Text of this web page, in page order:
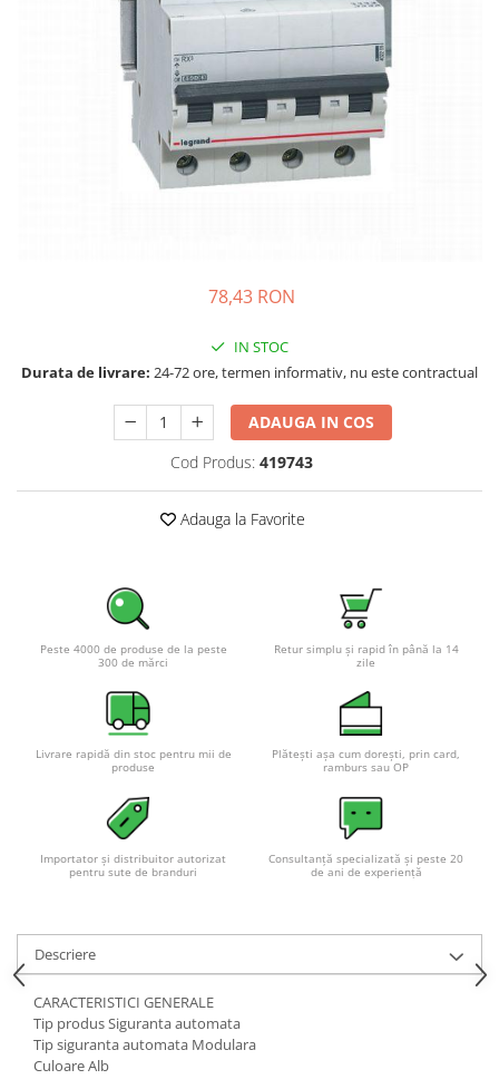
Incarcatoare acumulatori
Panouri fotovoltaice si accesorii
Panouri fotovoltaice
Sisteme prindere panouri
Convertoare de tensiune
Sisteme de stocare energie
LiFePO4
Pachete complete stocare energie
Sisteme fotovoltaice complete
Sisteme fotovoltaice de putere
mica (rulota/caravan/case de
Pachete sisteme fotovoltaice
Statii de incarcare vehicule
Statii de incarcare
Cabluri de incarcare vehicule
electrice
Accesorii
Turbine eoliene pentru casă
Acumulatori VRLA AGM/GEL /
Tractiune / LiFePo4
Baterii si acumulatori gel si VRLA
78,43 RON
IN STOC
Durata de livrare: 24-72 ore, termen informativ, nu este contractual
ADAUGA IN COS
Cod Produs: 419743
Adauga la Favorite
Peste 4000 de produse de la peste
300 de mărci
Retur simplu și rapid în până la 14
zile
Livrare rapidă din stoc pentru mii de
produse
Plătești așa cum dorești, prin card,
ramburs sau OP
Importator și distribuitor autorizat
pentru sute de branduri
Consultanță specializată și peste 20
de ani de experiență
Descriere
CARACTERISTICI GENERALE
Tip produsSiguranta automata
Tip siguranta automata Modulara
CuloareAlb